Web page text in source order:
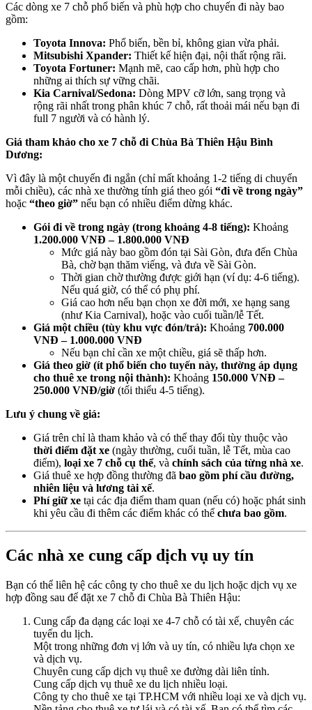
Các dòng xe 7 chỗ phổ biến và phù hợp cho chuyến đi này bao
gồm:
Toyota Innova: Phổ biến, bền bỉ, không gian vừa phải.
Mitsubishi Xpander: Thiết kế hiện đại, nội thất rộng rãi.
Toyota Fortuner: Mạnh mẽ, cao cấp hơn, phù hợp cho
những ai thích sự vững chãi.
Kia Carnival/Sedona: Dòng MPV cỡ lớn, sang trọng và
rộng rãi nhất trong phân khúc 7 chỗ, rất thoải mái nếu bạn đi
full 7 người và có hành lý.
Giá tham khảo cho xe 7 chỗ đi Chùa Bà Thiên Hậu Bình
Dương:
Vì đây là một chuyến đi ngắn (chỉ mất khoảng 1-2 tiếng di chuyển
mỗi chiều), các nhà xe thường tính giá theo gói “đi về trong ngày”
hoặc “theo giờ” nếu bạn có nhiều điểm dừng khác.
Gói đi về trong ngày (trong khoảng 4-8 tiếng): Khoảng
1.200.000 VNĐ – 1.800.000 VNĐ
Mức giá này bao gồm đón tại Sài Gòn, đưa đến Chùa
Bà, chờ bạn thăm viếng, và đưa về Sài Gòn.
Thời gian chờ thường được giới hạn (ví dụ: 4-6 tiếng).
Nếu quá giờ, có thể có phụ phí.
Giá cao hơn nếu bạn chọn xe đời mới, xe hạng sang
(như Kia Carnival), hoặc vào cuối tuần/lễ Tết.
Giá một chiều (tùy khu vực đón/trả): Khoảng 700.000
VNĐ – 1.000.000 VNĐ
Nếu bạn chỉ cần xe một chiều, giá sẽ thấp hơn.
Giá theo giờ (ít phổ biến cho tuyến này, thường áp dụng
cho thuê xe trong nội thành): Khoảng 150.000 VNĐ –
250.000 VNĐ/giờ (tối thiểu 4-5 tiếng).
Lưu ý chung về giá:
Giá trên chỉ là tham khảo và có thể thay đổi tùy thuộc vào
thời điểm đặt xe (ngày thường, cuối tuần, lễ Tết, mùa cao
điểm), loại xe 7 chỗ cụ thể, và chính sách của từng nhà xe.
Giá thuê xe hợp đồng thường đã bao gồm phí cầu đường,
nhiên liệu và lương tài xế.
Phí giữ xe tại các địa điểm tham quan (nếu có) hoặc phát sinh
khi yêu cầu đi thêm các điểm khác có thể chưa bao gồm.
Các nhà xe cung cấp dịch vụ uy tín
Bạn có thể liên hệ các công ty cho thuê xe du lịch hoặc dịch vụ xe
hợp đồng sau để đặt xe 7 chỗ đi Chùa Bà Thiên Hậu:
Cung cấp đa dạng các loại xe 4-7 chỗ có tài xế, chuyên các
tuyến du lịch.
Một trong những đơn vị lớn và uy tín, có nhiều lựa chọn xe
và dịch vụ.
Chuyên cung cấp dịch vụ thuê xe đường dài liên tỉnh.
Cung cấp dịch vụ thuê xe du lịch nhiều loại.
Công ty cho thuê xe tại TP.HCM với nhiều loại xe và dịch vụ.